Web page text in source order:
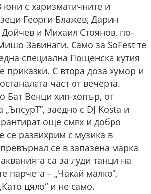
юни с харизматичните и
Георги Блажев, Дарин
Дойчев и Михаил Стоянов, по-
Завинаги. Само за SoFest те
специална Пощенска кутия
приказки. С втора доза хумор и
част от вечерта.
Бат Венци хип-хопър, от
„ЪпсурT”, заедно с DJ Kosta и
още смях и добро
се развихрим с музика в
се в запазена марка
са за луди танци на
парчета – „Чакай малко”,
цяло“ и не само.